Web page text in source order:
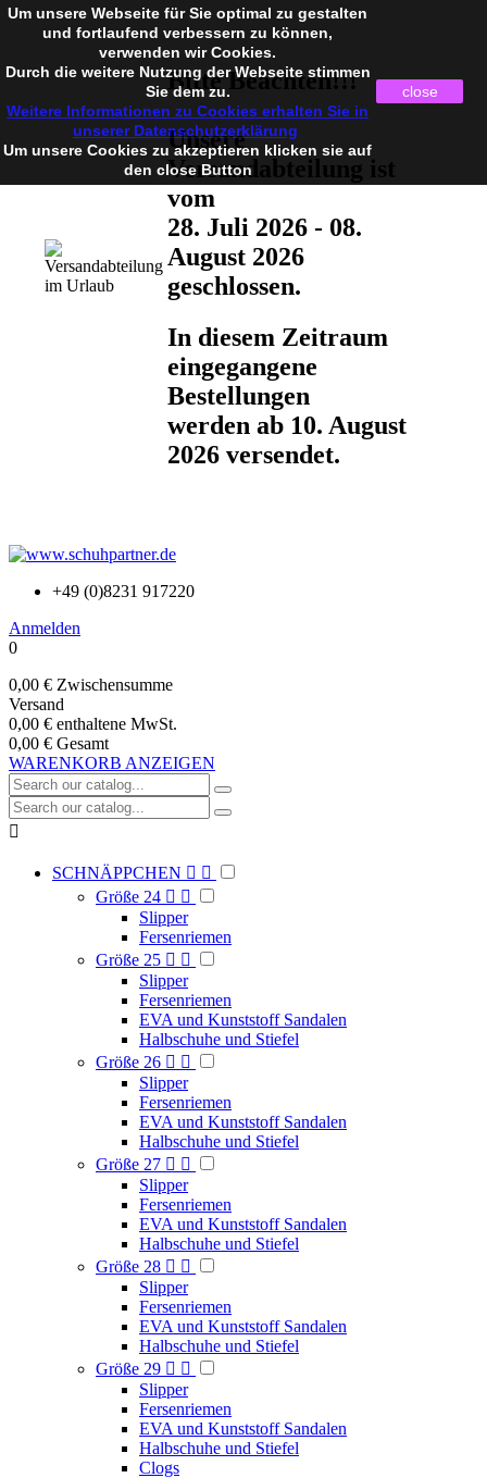
Bitte Beachten!!!
Unsere
Versandabteilung ist
vom
28. Juli 2026 - 08.
August 2026
geschlossen.
In diesem Zeitraum
eingegangene
Bestellungen
werden ab 10. August
2026 versendet.
+49 (0)8231 917220
Anmelden
0
0,00 € Zwischensumme
Versand
0,00 € enthaltene MwSt.
0,00 € Gesamt
WARENKORB ANZEIGEN

SCHNÄPPCHEN  
Größe 24  
Slipper
Fersenriemen
Größe 25  
Slipper
Fersenriemen
EVA und Kunststoff Sandalen
Halbschuhe und Stiefel
Größe 26  
Slipper
Fersenriemen
EVA und Kunststoff Sandalen
Halbschuhe und Stiefel
Größe 27  
Slipper
Fersenriemen
EVA und Kunststoff Sandalen
Halbschuhe und Stiefel
Größe 28  
Slipper
Fersenriemen
EVA und Kunststoff Sandalen
Halbschuhe und Stiefel
Größe 29  
Slipper
Fersenriemen
EVA und Kunststoff Sandalen
Halbschuhe und Stiefel
Clogs
Um unsere Webseite für Sie optimal zu gestalten
und fortlaufend verbessern zu können,
verwenden wir Cookies.
Durch die weitere Nutzung der Webseite stimmen
Sie dem zu.
Weitere Informationen zu Cookies erhalten Sie in
unserer Datenschutzerklärung
Um unsere Cookies zu akzeptieren klicken sie auf
den close Button
close